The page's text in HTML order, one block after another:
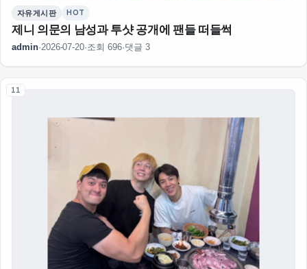
자유게시판 HOT
제니 의문의 남성과 투샷 공개에 팬들 떠들썩
admin·2026-07-20·조회 696·댓글 3
11